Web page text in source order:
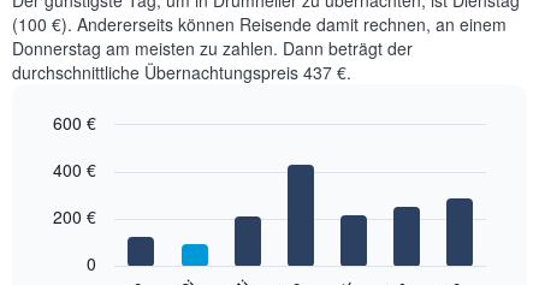
(100 €). Andererseits können Reisende damit rechnen, an einem
Donnerstag am meisten zu zahlen. Dann beträgt der
durchschnittliche Übernachtungspreis 437 €.
chart
bars.
graphic.
0
200 €
400 €
600 €